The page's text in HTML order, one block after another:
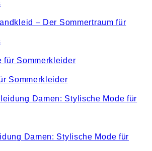
– Der Sommertraum für
Sommerkleider
Damen: Stylische Mode für